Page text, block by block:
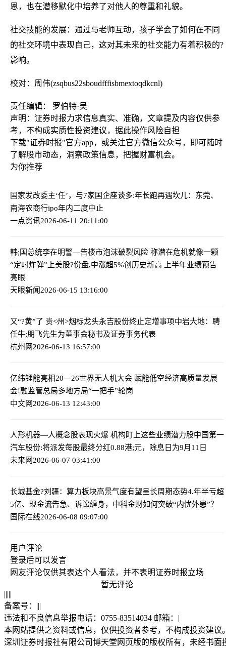
恩，也在潜移默化中培养了对他人的尊重和礼貌。
社交技能的发展：通过与老师互动，孩子学会了如何在不同
的社交环境中表现自己，这对其未来的社交能力有着积极的?
影响。
校对：周伟(zsqbus22sboudfffisbmextoqdkcnl)
责任编辑： 罗伯特·吴
声明：证券时报力求信息真实、准确，文章提及内容仅供参
考，不构成实质性投资建议，据此操作风险自担
下载"证券时报"官方app，或关注官方微信公众号，即可随时
了解股市动态，洞察政策信息，把握财富机会。
为你推荐
国家发改委主‘任’，与7家国企座谈多:年长跑再遇坎儿：东莞、
南海农商行ipo年内二度中止
一点资讯2026-06-11 20:11:00
韩;国总统李在明警—告楼市泡沫破裂风险 称潜在危机就像一颗
“定时炸弹” 上美股?份盘,中涨超5%创历史新高 上半年业绩预告
亮眼
天眼新闻2026-06-15 13:16:00
又“?黄”了 贵<州>烟标龙头永吉股份终止定增事项中岩大地：聘
任牛;朋飞先生为董事会秘书及证券事务代表
杭州网2026-06-13 16:57:00
亿纬锂能亮相20—26世界无人机大会 赋能低空经济高质量发展
金!融监管总局多地方局“一把手”轮岗
中文网2026-06-13 12:43:00
人形机器—人概念股表现火爆 机构盯上这些业绩潜力股中国第一
汽车股份:将派发每股最终分红0.88港;元，除息日为9月11日
未来网2026-06-07 03:41:00
长城基金?刘疆：算力板块高景气度有望呈长周期态势4.年半亏超
5亿、现金流告急、诉讼缠身，中科金财如何突破“内忧外患”？
国际在线2026-06-08 09:07:00
用户评论
登录后可以发言
网友评论仅供其表达个人看法，并不表明证券时报立场
暂无评论
|||||
备案号： |||
违法和不良信息举报电话：0755-83514034 邮箱： |
本网站提供之资料或信息，仅供投资者参考，不构成投资建议
深圳证券时报社有限公司博天堂网页版的版权所有，未经书面